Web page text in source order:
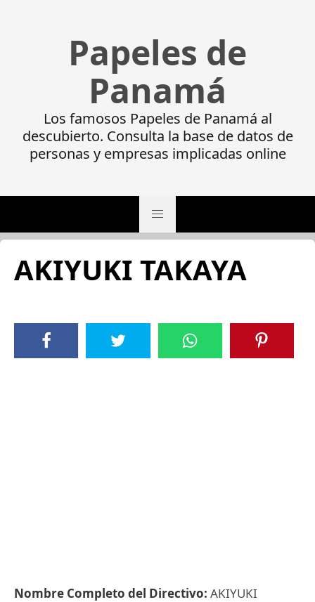
Papeles de
Panamá
Los famosos Papeles de Panamá al
descubierto. Consulta la base de datos de
personas y empresas implicadas online
AKIYUKI TAKAYA
Nombre Completo del Directivo: AKIYUKI